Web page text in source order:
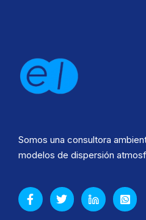
Somos una consultora
modelos de dispersión